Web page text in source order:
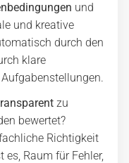
und
und kreative
durch den
klare
zu
bewertet?
Richtigkeit
Raum für Fehler,